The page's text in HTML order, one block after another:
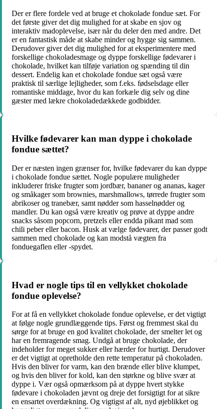
Der er flere fordele ved at bruge et chokolade fondue sæt. For
det første giver det dig mulighed for at skabe en sjov og
interaktiv madoplevelse, især når du deler den med andre. Det
er en fantastisk måde at skabe minder og hygge sig sammen.
Derudover giver det dig mulighed for at eksperimentere med
forskellige chokoladesmage og dyppe forskellige fødevarer i
chokolade, hvilket kan tilføje variation og spænding til din
dessert. Endelig kan et chokolade fondue sæt også være
praktisk til særlige lejligheder, som f.eks. fødselsdage eller
romantiske middage, hvor du kan forkæle dig selv og dine
gæster med lækre chokoladedækkede godbidder.
Hvilke fødevarer kan man dyppe i chokolade
fondue sættet?
Der er næsten ingen grænser for, hvilke fødevarer du kan dyppe
i chokolade fondue sættet. Nogle populære muligheder
inkluderer friske frugter som jordbær, bananer og ananas, kager
og småkager som brownies, marshmallows, tørrede frugter som
abrikoser og tranebær, samt nødder som hasselnødder og
mandler. Du kan også være kreativ og prøve at dyppe andre
snacks såsom popcorn, pretzels eller endda pikant mad som
chili peber eller bacon. Husk at vælge fødevarer, der passer godt
sammen med chokolade og kan modstå vægten fra
fonduegaflen eller -spydet.
Hvad er nogle tips til en vellykket chokolade
fondue oplevelse?
For at få en vellykket chokolade fondue oplevelse, er det vigtigt
at følge nogle grundlæggende tips. Først og fremmest skal du
sørge for at bruge en god kvalitet chokolade, der smelter let og
har en fremragende smag. Undgå at bruge chokolade, der
indeholder for meget sukker eller hærder for hurtigt. Derudover
er det vigtigt at opretholde den rette temperatur på chokoladen.
Hvis den bliver for varm, kan den brænde eller blive klumpet,
og hvis den bliver for kold, kan den størkne og blive svær at
dyppe i. Vær også opmærksom på at dyppe hvert stykke
fødevare i chokoladen jævnt og dreje det forsigtigt for at sikre
en ensartet overdækning. Og vigtigst af alt, nyd øjeblikket og